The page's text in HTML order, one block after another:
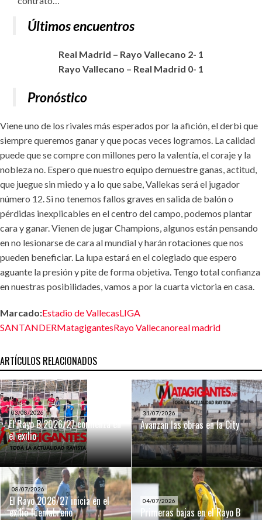
Últimosencuentros
Real Madrid – Rayo Vallecano 2- 1
Rayo Vallecano – Real Madrid 0- 1
Pronóstico
Viene uno de los rivales más esperados por la afición, el derbi que
siempre queremos ganar y que pocas veces logramos. La calidad
puede que se compre con millones pero la valentía, el coraje y la
nobleza no. Espero que nuestro equipo demuestre ganas, actitud,
que juegue sin miedo y a lo que sabe, Vallekas será el jugador
número 12. Si no tenemos fallos graves en salida de balón o
pérdidas inexplicables en el centro del campo, podemos plantar
cara y ganar. Vienen de jugar Champions, algunos están pensando
en no lesionarse de cara al mundial y harán rotaciones que nos
pueden beneficiar. La lupa estará en el colegiado que espero
aguante la presión y pite de forma objetiva. Tengo total confianza
en nuestras posibilidades, vamos a por la cuarta victoria en casa.
Marcado:Estadio de VallecasLIGA
SANTANDERMatagigantesRayo Vallecanoreal madrid
ARTÍCULOS RELACIONADOS
03/08/2026
El Rayo B 2026/27 comienza en
el exilio
31/07/2026
Avanzan las obras en la City
08/07/2026
El Rayo 2026/27 inicia en el
exilio fuenlabreño
04/07/2026
Primeras bajas en el Rayo B